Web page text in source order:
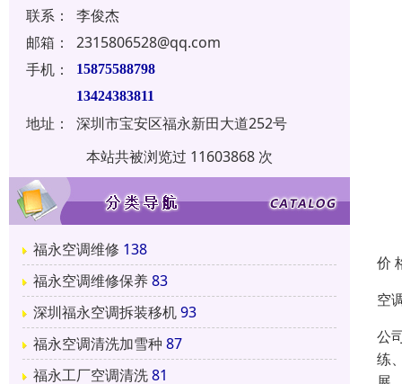
联系：
李俊杰
邮箱：
2315806528@qq.com
手机：
15875588798
13424383811
地址：
深圳市宝安区福永新田大道252号
本站共被浏览过 11603868 次
福永空调维修 138
福永空调维修保养83
深圳福永空调拆装移机93
福永空调清洗加雪种 87
福永工厂空调清洗81
价
空
公
练